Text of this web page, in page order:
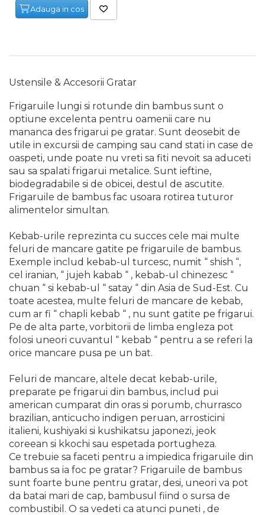
Maturi, Mopuri, Galeti &
Cantare
Rafturi
Baterii & Acumulatori
Baterii AAA
Baterii AA
Corpuri de Iluminat
Lanterne
Proiectoare
Iluminare Led
Lampi
Echipamente Pentru Service-uri
Auto
Tester de Tensiune
Decalimetru Pneumatic si
Manometru
Antifurt Bicicleta
Densimetru
Accesorii Auto
Tester Baterie Auto
Presa Arc
Cheie Roti
Cheie Bujii
Adauga in cos
Ustensile & Accesorii Gratar
Frigaruile lungi si rotunde din bambus sunt o
optiune excelenta pentru oamenii care nu
mananca des frigarui pe gratar. Sunt deosebit de
utile in excursii de camping sau cand stati in case de
oaspeti, unde poate nu vreti sa fiti nevoit sa aduceti
sau sa spalati frigarui metalice. Sunt ieftine,
biodegradabile si de obicei, destul de ascutite.
Frigaruile de bambus fac usoara rotirea tuturor
alimentelor simultan.
Kebab-urile reprezinta cu succes cele mai multe
feluri de mancare gatite pe frigaruile de bambus.
Exemple includ kebab-ul turcesc, numit “ shish “,
cel iranian, “ jujeh kabab “ , kebab-ul chinezesc “
chuan “ si kebab-ul “ satay “ din Asia de Sud-Est. Cu
toate acestea, multe feluri de mancare de kebab,
cum ar fi “ chapli kebab “ , nu sunt gatite pe frigarui.
Pe de alta parte, vorbitorii de limba engleza pot
folosi uneori cuvantul “ kebab “ pentru a se referi la
orice mancare pusa pe un bat.
Feluri de mancare, altele decat kebab-urile,
preparate pe frigarui din bambus, includ pui
american cumparat din oras si porumb, churrasco
brazilian, anticucho indigen peruan, arrosticini
italieni, kushiyaki si kushikatsu japonezi, jeok
coreean si kkochi sau espetada portugheza.
Ce trebuie sa faceti pentru a impiedica frigaruile din
bambus sa ia foc pe gratar? Frigaruile de bambus
sunt foarte bune pentru gratar, desi, uneori va pot
da batai mari de cap, bambusul fiind o sursa de
combustibil. O sa vedeti ca atunci puneti , de